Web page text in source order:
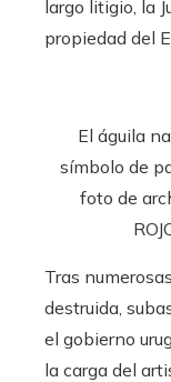
largo litigio, la
propiedad del
El águila
símbolo de
foto de
Tras
destruida,
el gobierno
la carga del